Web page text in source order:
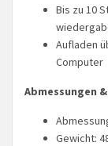
Bis zu 10
Aufladen
Computer
Abmessungen
Gewicht: